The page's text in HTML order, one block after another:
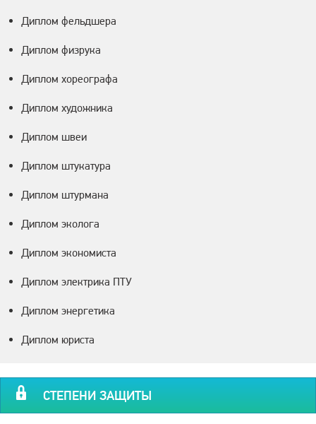
Диплом фельдшера
Диплом физрука
Диплом хореографа
Диплом художника
Диплом швеи
Диплом штукатура
Диплом штурмана
Диплом эколога
Диплом экономиста
Диплом электрика ПТУ
Диплом энергетика
Диплом юриста
СТЕПЕНИ ЗАЩИТЫ